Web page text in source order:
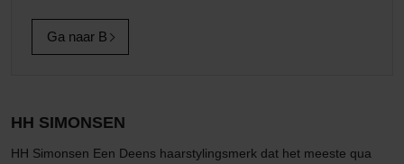
Ga naar B
HH SIMONSEN
HH Simonsen Een Deens haarstylingsmerk dat het meeste qua